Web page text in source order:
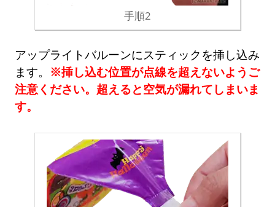
手順2
アップライトバルーンにスティックを挿し込み
ます。 ※挿し込む位置が点線を超えないようご
注意ください。超えると空気が漏れてしまいま
す。